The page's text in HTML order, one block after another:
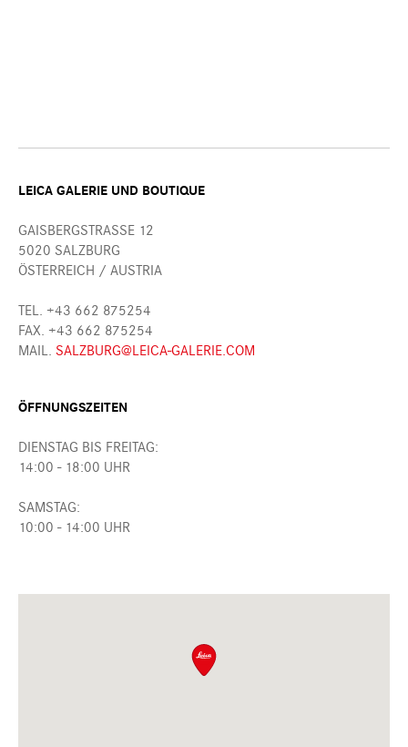
LEICA GALERIE UND BOUTIQUE
GAISBERGSTRASSE 12
5020 SALZBURG
ÖSTERREICH / AUSTRIA
TEL. +43 662 875254
FAX. +43 662 875254
MAIL. SALZBURG@LEICA-GALERIE.COM
ÖFFNUNGSZEITEN
DIENSTAG BIS FREITAG:
14:00 - 18:00 UHR
SAMSTAG:
10:00 - 14:00 UHR